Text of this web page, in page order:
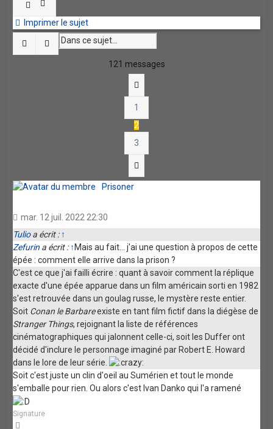
Imprimer le sujet
RechercherRecherche avancée
121 messages
1
2
3
Prisoner
mar. 12 juil. 2022 22:30
Tulioa écrit : ↑
Zefurin a écrit : ↑Mais au fait... j'ai une question à propos de cette
épée : comment elle arrive dans la prison ?
C'est ce que j'ai failli écrire : quant à savoir comment la réplique
exacte d'une épée apparue dans un film américain sorti en 1982
s'est retrouvée dans un goulag russe, le mystère reste entier.
Soit Conan le Barbareexiste en tant film fictif dans la diégèse de
Stranger Things, rejoignant la liste de références
cinématographiques qui jalonnent celle-ci, soit les Duffer ont
décidé d'inclure le personnage imaginé par Robert E. Howard
dans le lore de leur série.
Soit c'est juste un clin d'oeil au Sumérien et tout le monde
s'emballe pour rien. Ou alors c'est Ivan Danko qui l'a ramené
Signature